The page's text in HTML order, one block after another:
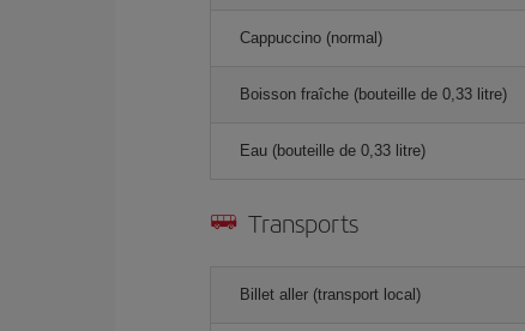
Cappuccino (normal)
Boisson fraîche (bouteille de 0,33 litre)
Eau (bouteille de 0,33 litre)
Transports
Billet aller (transport local)